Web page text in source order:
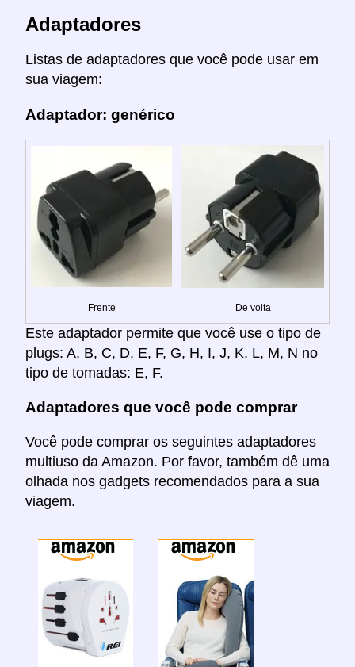
Adaptadores
Listas de adaptadores que você pode usar em
sua viagem:
Adaptador: genérico
Frente De volta
Este adaptador permite que você use o tipo de
plugs: A, B, C, D, E, F, G, H, I, J, K, L, M, N no
tipo de tomadas: E, F.
Adaptadores que você pode comprar
Você pode comprar os seguintes adaptadores
multiuso da Amazon. Por favor, também dê uma
olhada nos gadgets recomendados para a sua
viagem.